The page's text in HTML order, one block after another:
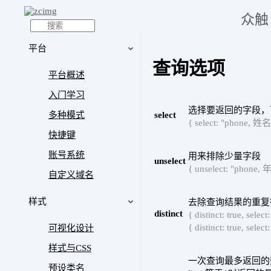
众
文档 插件
平台
平台概述
入门学习
多种模式
快捷键
账号系统
自定义域名
样式
可视化设计
样式与CSS
预设类名
查询选项
select
选择要返回的字段
{ select: "phone, 姓
unselect 用来排除少量字段
{ unselect: "phone,
distinct
去除查询结果的重
{ distinct: true,
{ distinct: true,
一次查询最多返回